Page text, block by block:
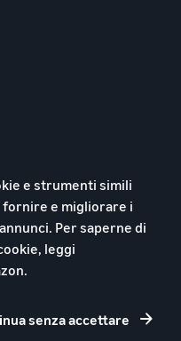
e strumenti simili
e migliorare i
Per saperne di
leggi
senza accettare